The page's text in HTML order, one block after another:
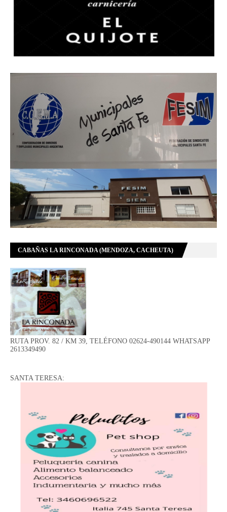
CABAÑAS LA RINCONADA (MENDOZA, CACHEUTA)
RUTA PROV. 82 / KM 39, TELÉFONO 02624-490144 WHATSAPP
2613349490
SANTA TERESA: